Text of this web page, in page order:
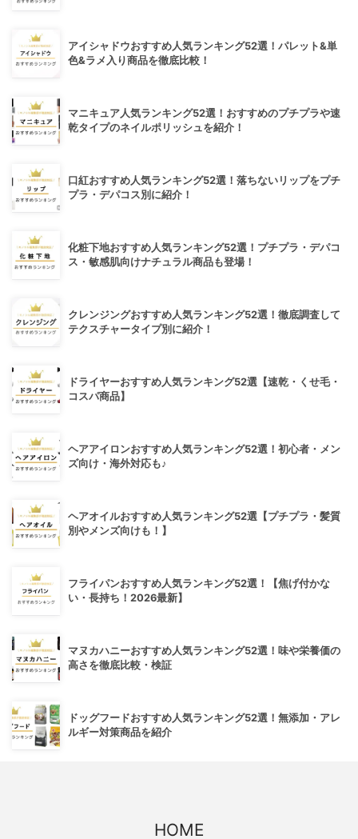
アイシャドウおすすめ人気ランキング52選！パレット&単
色&ラメ入り商品を徹底比較！
マニキュア人気ランキング52選！おすすめのプチプラや速
乾タイプのネイルポリッシュを紹介！
口紅おすすめ人気ランキング52選！落ちないリップをプチ
プラ・デパコス別に紹介！
化粧下地おすすめ人気ランキング52選！プチプラ・デパコ
ス・敏感肌向けナチュラル商品も登場！
クレンジングおすすめ人気ランキング52選！徹底調査して
テクスチャータイプ別に紹介！
ドライヤーおすすめ人気ランキング52選【速乾・くせ毛・
コスパ商品】
ヘアアイロンおすすめ人気ランキング52選！初心者・メン
ズ向け・海外対応も♪
ヘアオイルおすすめ人気ランキング52選【プチプラ・髪質
別やメンズ向けも！】
フライパンおすすめ人気ランキング52選！【焦げ付かな
い・長持ち！2026最新】
マヌカハニーおすすめ人気ランキング52選！味や栄養価の
高さを徹底比較・検証
ドッグフードおすすめ人気ランキング52選！無添加・アレ
ルギー対策商品を紹介
HOME